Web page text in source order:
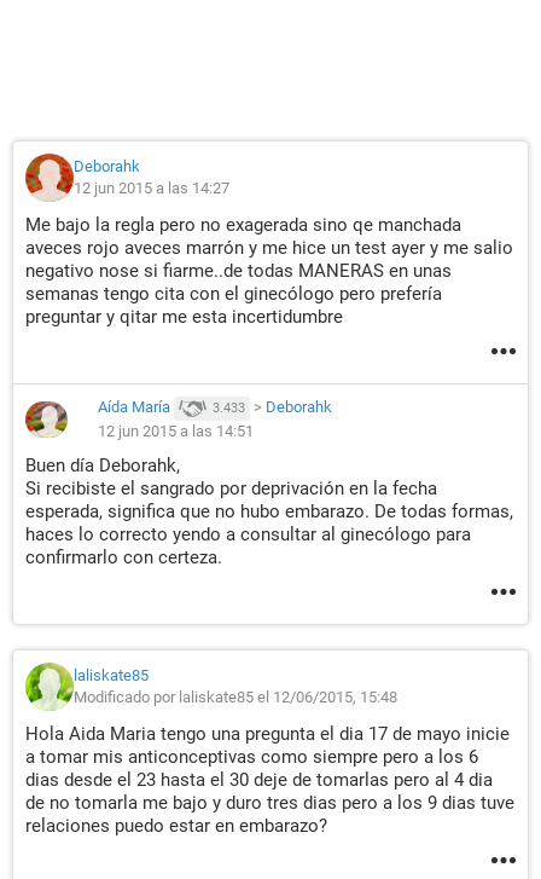
Deborahk
12 jun 2015 a las 14:27
Me bajo la regla pero no exagerada sino qe manchada
aveces rojo aveces marrón y me hice un test ayer y me salio
negativo nose si fiarme..de todas MANERAS en unas
semanas tengo cita con el ginecólogo pero prefería
preguntar y qitar me esta incertidumbre
Aída María 3.433 > Deborahk
12 jun 2015 a las 14:51
Buen día Deborahk,
Si recibiste el sangrado por deprivación en la fecha
esperada, significa que no hubo embarazo. De todas formas,
haces lo correcto yendo a consultar al ginecólogo para
confirmarlo con certeza.
laliskate85
Modificado por laliskate85 el 12/06/2015, 15:48
Hola Aida Maria tengo una pregunta el dia 17 de mayo inicie
a tomar mis anticonceptivas como siempre pero a los 6
dias desde el 23 hasta el 30 deje de tomarlas pero al 4 dia
de no tomarla me bajo y duro tres dias pero a los 9 dias tuve
relaciones puedo estar en embarazo?